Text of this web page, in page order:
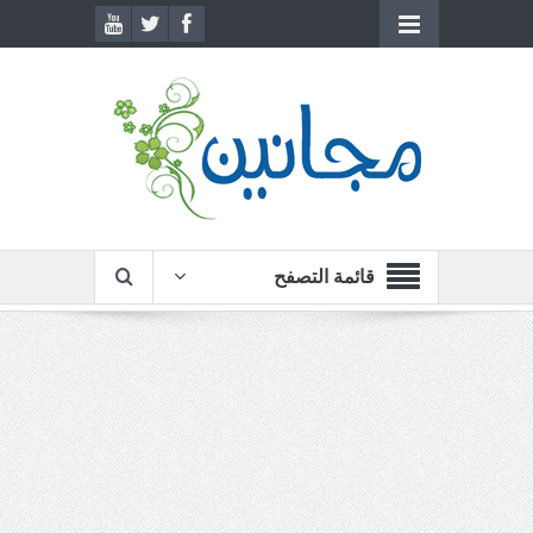
قائمة التصفح